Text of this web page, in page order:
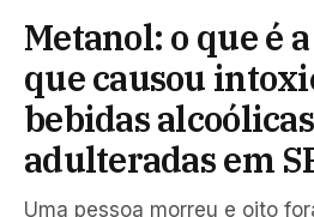
Metanol: o que é
que causou
bebidas alcoólicas
adulteradas em
Uma pessoa morreu e oito